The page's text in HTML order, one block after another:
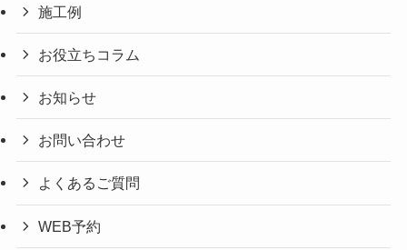
施工例
お役立ちコラム
お知らせ
お問い合わせ
よくあるご質問
WEB予約